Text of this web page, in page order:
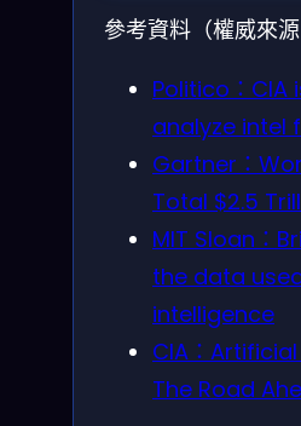
參考資料（權威來
Politico：CIA
analyze intel
Gartner：
Total $2.5
MIT Sloan：
the data
intelligence
CIA：
The Road